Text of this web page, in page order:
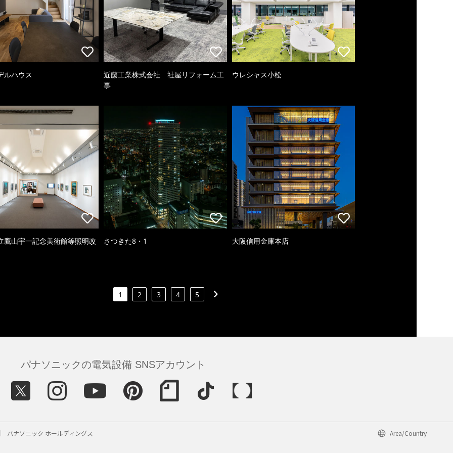
ルハウス
近藤工業株式会社 社屋リフォーム工
事
ウレシャス小松
鷹山宇一記念美術館等照明改 さつきた8・1 大阪信用金庫本店
1 2 3 4 5
パナソニックの電気設備 SNSアカウント
パナソニック ホールディングス Area/Country